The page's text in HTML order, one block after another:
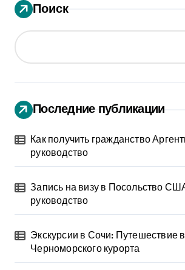
Поиск
Последние публикации
Как получить гражданство
руководство
Запись на визу в Посольство
руководство
Экскурсии в Сочи: Путешествие
Черноморского курорта